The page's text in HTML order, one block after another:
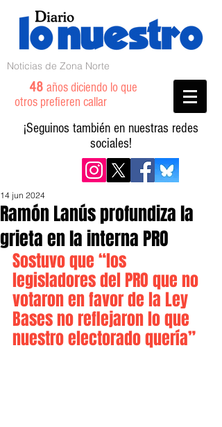
Noticias de Zona Norte
48 años diciendo lo que
otros prefieren callar
¡Seguinos también en nuestras redes
sociales!
Ramón Lanús profundiza la
grieta en la interna PRO
14 jun 2024
Sostuvo que “los
legisladores del PRO que no
votaron en favor de la Ley
Bases no reflejaron lo que
nuestro electorado quería”